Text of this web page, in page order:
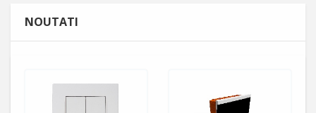
NOUTATI